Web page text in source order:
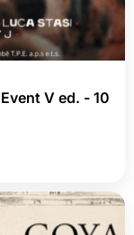
V ed. - 10